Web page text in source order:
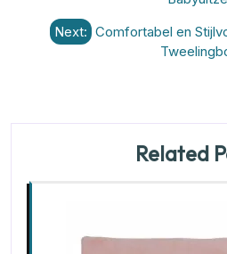
Next: Comfortabel en
Related